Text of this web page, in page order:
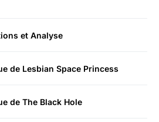
et Analyse
de Lesbian Space Princess
de The Black Hole